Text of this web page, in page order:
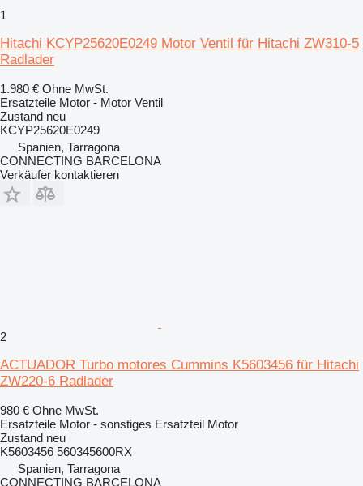
1
Hitachi KCYP25620E0249 Motor Ventil für Hitachi ZW310-5
Radlader
1.980 € Ohne MwSt.
Ersatzteile Motor - Motor Ventil
Zustand neu
KCYP25620E0249
Spanien, Tarragona
CONNECTING BARCELONA
Verkäufer kontaktieren
2
ACTUADOR Turbo motores Cummins K5603456 für Hitachi
ZW220-6 Radlader
980 € Ohne MwSt.
Ersatzteile Motor - sonstiges Ersatzteil Motor
Zustand neu
K5603456 560345600RX
Spanien, Tarragona
CONNECTING BARCELONA